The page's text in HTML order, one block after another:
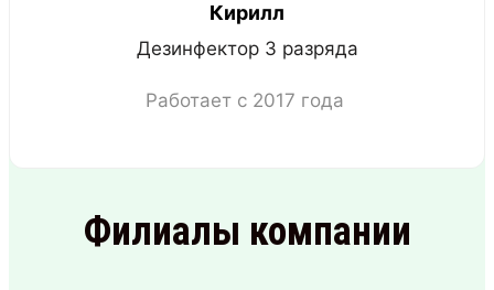
Кирилл
Дезинфектор 3 разряда
Работает с 2017 года
Филиалы компании